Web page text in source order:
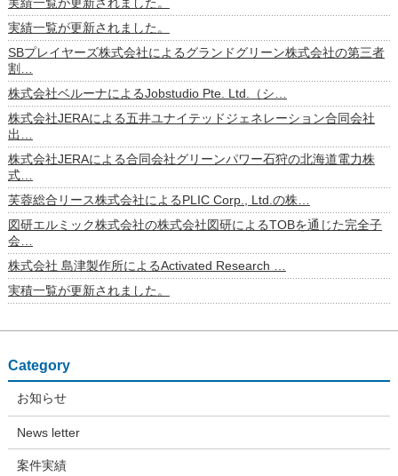
実績一覧が更新されました。
実績一覧が更新されました。
SBプレイヤーズ株式会社によるグランドグリーン株式会社の第三者
割…
株式会社ベルーナによるJobstudio Pte. Ltd.（シ…
株式会社JERAによる五井ユナイテッドジェネレーション合同会社
出…
株式会社JERAによる合同会社グリーンパワー石狩の北海道電力株
式…
芙蓉総合リース株式会社によるPLIC Corp., Ltd.の株…
図研エルミック株式会社の株式会社図研によるTOBを通じた完全子
会…
株式会社 島津製作所によるActivated Research …
実積一覧が更新されました。
Category
お知らせ
News letter
案件実績